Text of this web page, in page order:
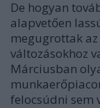
De hogyan
alapvetően
megugrottak
változásokhoz
Márciusban
felocsúdni sem